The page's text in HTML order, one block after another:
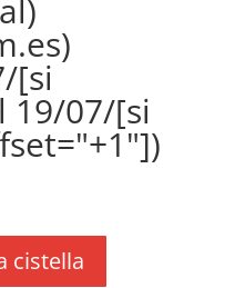
[si
19/07/[si
cistella